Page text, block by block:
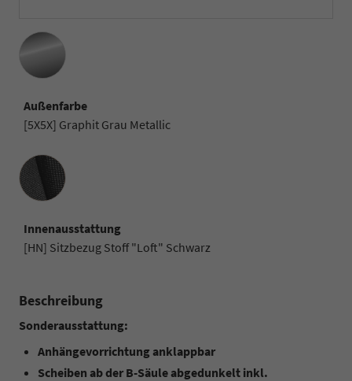
Außenfarbe
[5X5X] Graphit Grau Metallic
Innenausstattung
Innenausstattung
[HN] Sitzbezug Stoff "Loft" Schwarz
Beschreibung
Sonderausstattung:
Anhängevorrichtung anklappbar
Scheiben ab der B-Säule abgedunkelt inkl.